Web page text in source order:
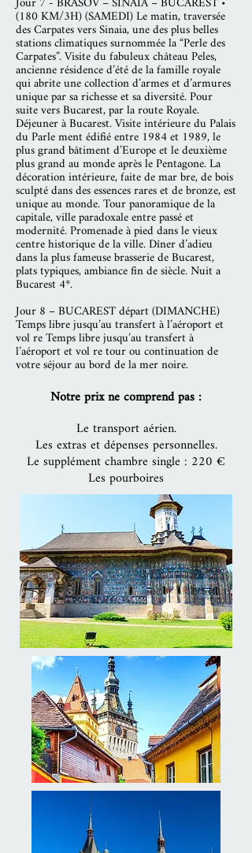
(180 KM/3H) (SAMEDI) Le matin, traversée
des Carpates vers Sinaia, une des plus belles
stations climatiques surnommée la “Perle des
Carpates”. Visite du fabuleux château Peles,
ancienne résidence d’été de la famille royale
qui abrite une collection d’armes et d’armures
unique par sa richesse et sa diversité. Pour
suite vers Bucarest, par la route Royale.
Déjeuner à Bucarest. Visite intérieure du Palais
du Parle ment édifié entre 1984 et 1989, le
plus grand bâtiment d’Europe et le deuxième
plus grand au monde après le Pentagone. La
décoration intérieure, faite de mar bre, de bois
sculpté dans des essences rares et de bronze, est
unique au monde. Tour panoramique de la
capitale, ville paradoxale entre passé et
modernité. Promenade à pied dans le vieux
centre historique de la ville. Dîner d’adieu
dans la plus fameuse brasserie de Bucarest,
plats typiques, ambiance fin de siècle. Nuit a
Bucarest 4*.
Jour 8 – BUCAREST départ (DIMANCHE)
Temps libre jusqu’au transfert à l’aéroport et
vol re Temps libre jusqu’au transfert à
l’aéroport et vol re tour ou continuation de
votre séjour au bord de la mer noire.
Notre prix ne comprend pas :
Le transport aérien.
Les extras et dépenses personnelles.
Le supplément chambre single : 220 €
Les pourboires